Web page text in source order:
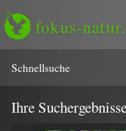
fokus-
Schnell­suche
Ihre